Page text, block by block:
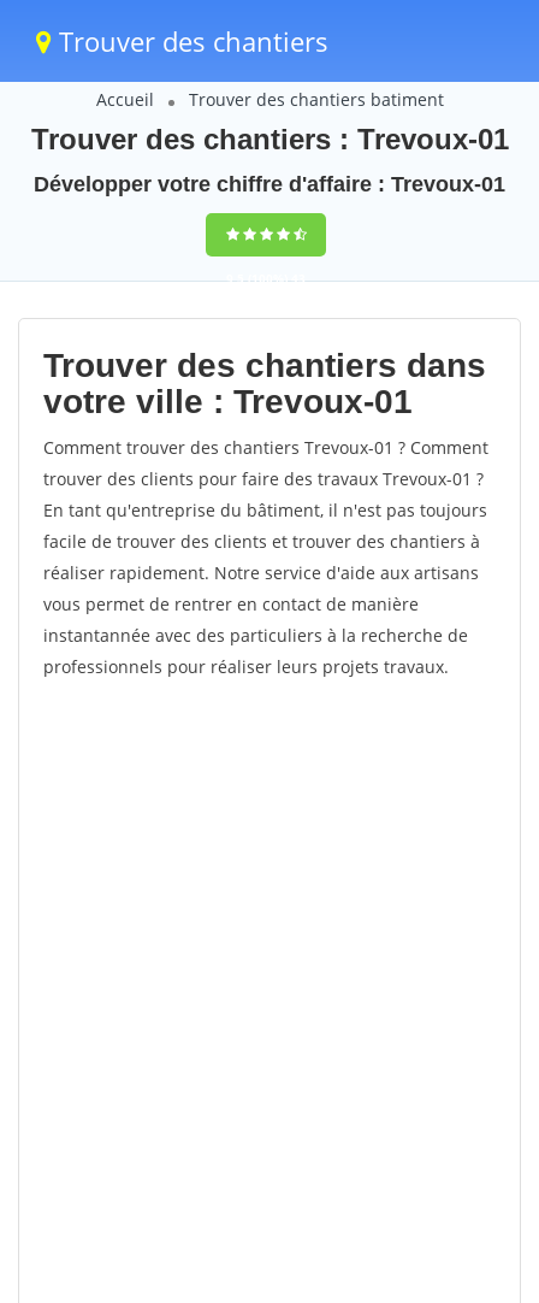
Trouver des chantiers
Accueil Trouver des chantiers batiment
Trouver des chantiers : Trevoux-01
Développer votre chiffre d'affaire : Trevoux-01
9,5(100%)43
votes
Trouver des chantiers dans
votre ville : Trevoux-01
Comment trouver des chantiers Trevoux-01 ? Comment
trouver des clients pour faire des travaux Trevoux-01 ?
En tant qu'entreprise du bâtiment, il n'est pas toujours
facile de trouver des clients et trouver des chantiers à
réaliser rapidement. Notre service d'aide aux artisans
vous permet de rentrer en contact de manière
instantannée avec des particuliers à la recherche de
professionnels pour réaliser leurs projets travaux.